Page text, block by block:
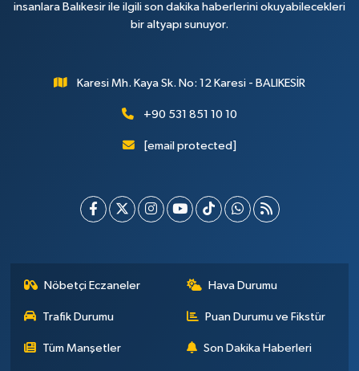
insanlara Balıkesir ile ilgili son dakika haberlerini okuyabilecekleri
bir altyapı sunuyor.
Karesi Mh. Kaya Sk. No: 12 Karesi - BALIKESİR
+90 531 851 10 10
[email protected]
Nöbetçi Eczaneler Hava Durumu
Trafik Durumu Puan Durumu ve Fikstür
Tüm Manşetler Son Dakika Haberleri